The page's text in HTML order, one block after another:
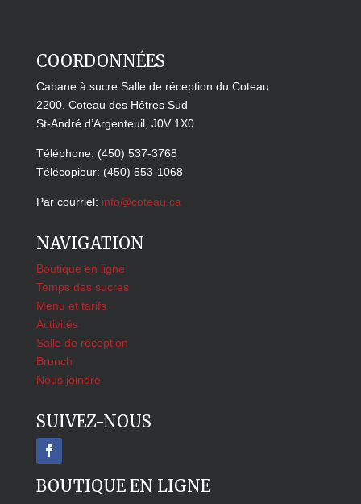
COORDONNÉES
Cabane à sucre Salle de réception du Coteau
2200, Coteau des Hêtres Sud
St-André d’Argenteuil, J0V 1X0
Téléphone: (450) 537-3768
Télécopieur: (450) 553-1068
Par courriel: info@coteau.ca
NAVIGATION
Boutique en ligne
Temps des sucres
Menu et tarifs
Activités
Salle de réception
Brunch
Nous joindre
SUIVEZ-NOUS
BOUTIQUE EN LIGNE